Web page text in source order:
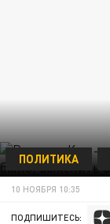
ПОЛИТИКА
10 НОЯБРЯ 10:35
ПОДПИШИТЕСЬ: